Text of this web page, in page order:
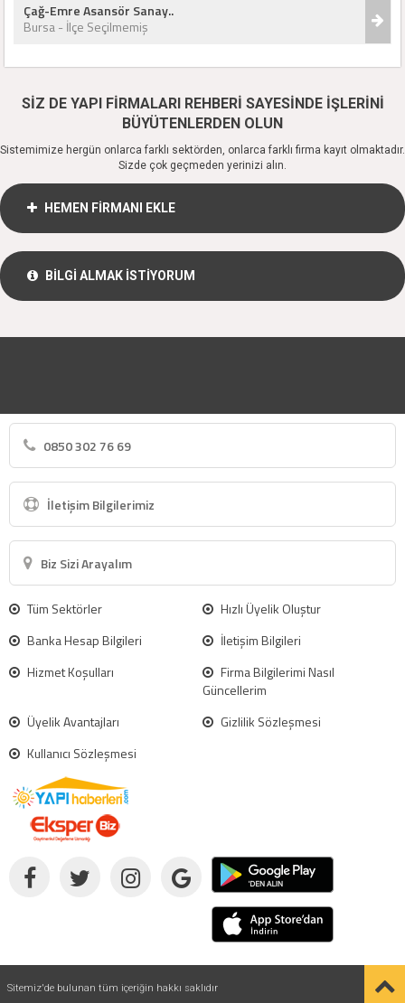
Çağ-Emre Asansör Sanay..
Bursa - İlçe Seçilmemiş
SİZ DE YAPI FİRMALARI REHBERİ SAYESİNDE İŞLERİNİ
BÜYÜTENLERDEN OLUN
Sistemimize hergün onlarca farklı sektörden, onlarca farklı firma kayıt olmaktadır.
Sizde çok geçmeden yerinizi alın.
HEMEN FİRMANI EKLE
BİLGİ ALMAK İSTİYORUM
0850 302 76 69
İletişim Bilgilerimiz
Biz Sizi Arayalım
Tüm Sektörler
Hızlı Üyelik Oluştur
Banka Hesap Bilgileri
İletişim Bilgileri
Hizmet Koşulları
Firma Bilgilerimi Nasıl
Güncellerim
Üyelik Avantajları
Gizlilik Sözleşmesi
Kullanıcı Sözleşmesi
Sitemiz'de bulunan tüm içeriğin hakkı saklıdır